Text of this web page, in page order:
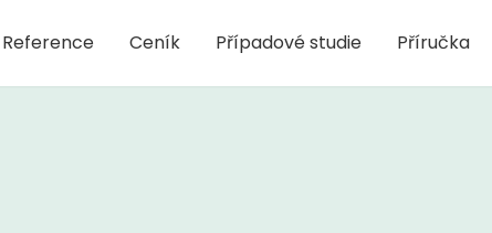
Reference Ceník Případové studie Příručka